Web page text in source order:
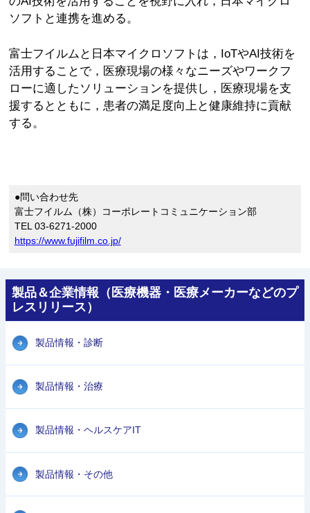
ソフトと連携を進める。
富士フイルムと日本マイクロソフトは，IoTやAI技術を
活用することで，医療現場の様々なニーズやワークフ
ローに適したソリューションを提供し，医療現場を支
援するとともに，患者の満足度向上と健康維持に貢献
する。
●問い合わせ先
富士フイルム（株）コーポレートコミュニケーション部
TEL 03-6271-2000
https://www.fujifilm.co.jp/
製品＆企業情報（医療機器・医療メーカーなどのプ
レスリリース）
製品情報・診断
製品情報・治療
製品情報・ヘルスケアIT
製品情報・その他